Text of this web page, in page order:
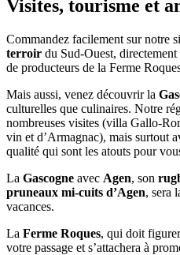
Visites, tourisme et
Commandez facilement sur notre
terroir du Sud-Ouest,
de producteurs de la Ferme
Mais aussi, venez découvrir la
culturelles que culinaires. Notre
nombreuses visites (villa Gallo-
vin et d’Armagnac), mais surtout
qualité qui sont les atouts pour
La Gascogne avec Agen, son
pruneaux mi-cuits d’Agen, sera
vacances.
La Ferme Roques, qui doit
votre passage et s’attachera à